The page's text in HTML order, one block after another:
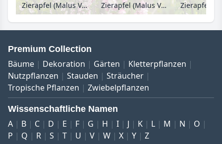
Zierapfel (Malus Van Eseltine) Zierapfel (Malus Van Eseltine)
Premium Collection
Bäume Dekoration Gärten
Kletterpflanzen
Nutzpflanzen
Stauden
Sträucher
Tropische Pflanzen
Zwiebelpflanzen
Wissenschaftliche Namen
A B C D E F G H I J K L M N
O
P
Q R S T U V W X Y Z